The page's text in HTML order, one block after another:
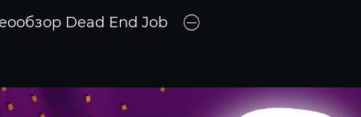
Dead End Job